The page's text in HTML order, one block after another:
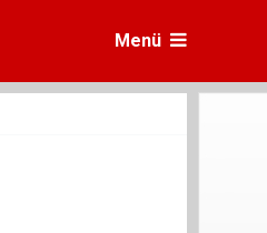
Menü